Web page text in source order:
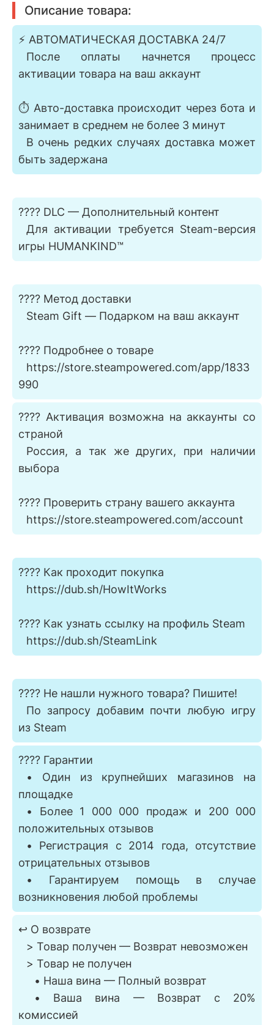
Описание товара:
⚡️ АВТОМАТИЧЕСКАЯ ДОСТАВКА 24/7
⠀После оплаты начнется процесс
активации товара на ваш аккаунт
⏱️ Авто-доставка происходит через бота и
занимает в среднем не более 3 минут
⠀В очень редких случаях доставка может
быть задержана
???? DLC — Дополнительный контент
⠀Для активации требуется Steam-версия
игры HUMANKIND™
???? Метод доставки
⠀Steam Gift — Подарком на ваш аккаунт
???? Подробнее о товаре
⠀https://store.steampowered.com/app/1833
990
???? Активация возможна на аккаунты со
страной
⠀Россия, а так же других, при наличии
выбора
???? Проверить страну вашего аккаунта
⠀https://store.steampowered.com/account
???? Как проходит покупка
⠀https://dub.sh/HowItWorks
???? Как узнать ссылку на профиль Steam
⠀https://dub.sh/SteamLink
???? Не нашли нужного товара? Пишите!
⠀По запросу добавим почти любую игру
из Steam
???? Гарантии
⠀• Один из крупнейших магазинов на
площадке
⠀• Более 1 000 000 продаж и 200 000
положительных отзывов
⠀• Регистрация с 2014 года, отсутствие
отрицательных отзывов
⠀• Гарантируем помощь в случае
возникновения любой проблемы
↩️ О возврате
⠀> Товар получен — Возврат невозможен
⠀> Товар не получен
⠀⠀• Наша вина — Полный возврат
⠀⠀• Ваша вина — Возврат с 20%
комиссией